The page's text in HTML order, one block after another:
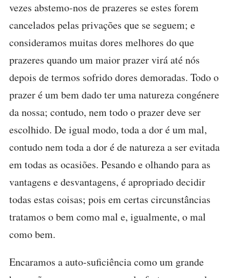
vezes abstemo-nos de prazeres se estes forem
cancelados pelas privações que se seguem; e
consideramos muitas dores melhores do que
prazeres quando um maior prazer virá até nós
depois de termos sofrido dores demoradas. Todo o
prazer é um bem dado ter uma natureza congénere
da nossa; contudo, nem todo o prazer deve ser
escolhido. De igual modo, toda a dor é um mal,
contudo nem toda a dor é de natureza a ser evitada
em todas as ocasiões. Pesando e olhando para as
vantagens e desvantagens, é apropriado decidir
todas estas coisas; pois em certas circunstâncias
tratamos o bem como mal e, igualmente, o mal
como bem.
Encaramos a auto-suficiência como um grande